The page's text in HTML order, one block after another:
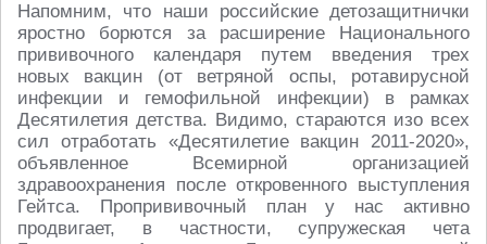
Напомним, что наши российские детозащитнички
яростно борются за расширение Национального
прививочного календаря путем введения трех
новых вакцин (от ветряной оспы, ротавирусной
инфекции и гемофильной инфекции) в рамках
Десятилетия детства. Видимо, стараются изо всех
сил отработать «Десятилетие вакцин 2011-2020»,
объявленное Всемирной организацией
здравоохранения после откровенного выступления
Гейтса. Пропрививочный план у нас активно
продвигает, в частности, супружеская чета